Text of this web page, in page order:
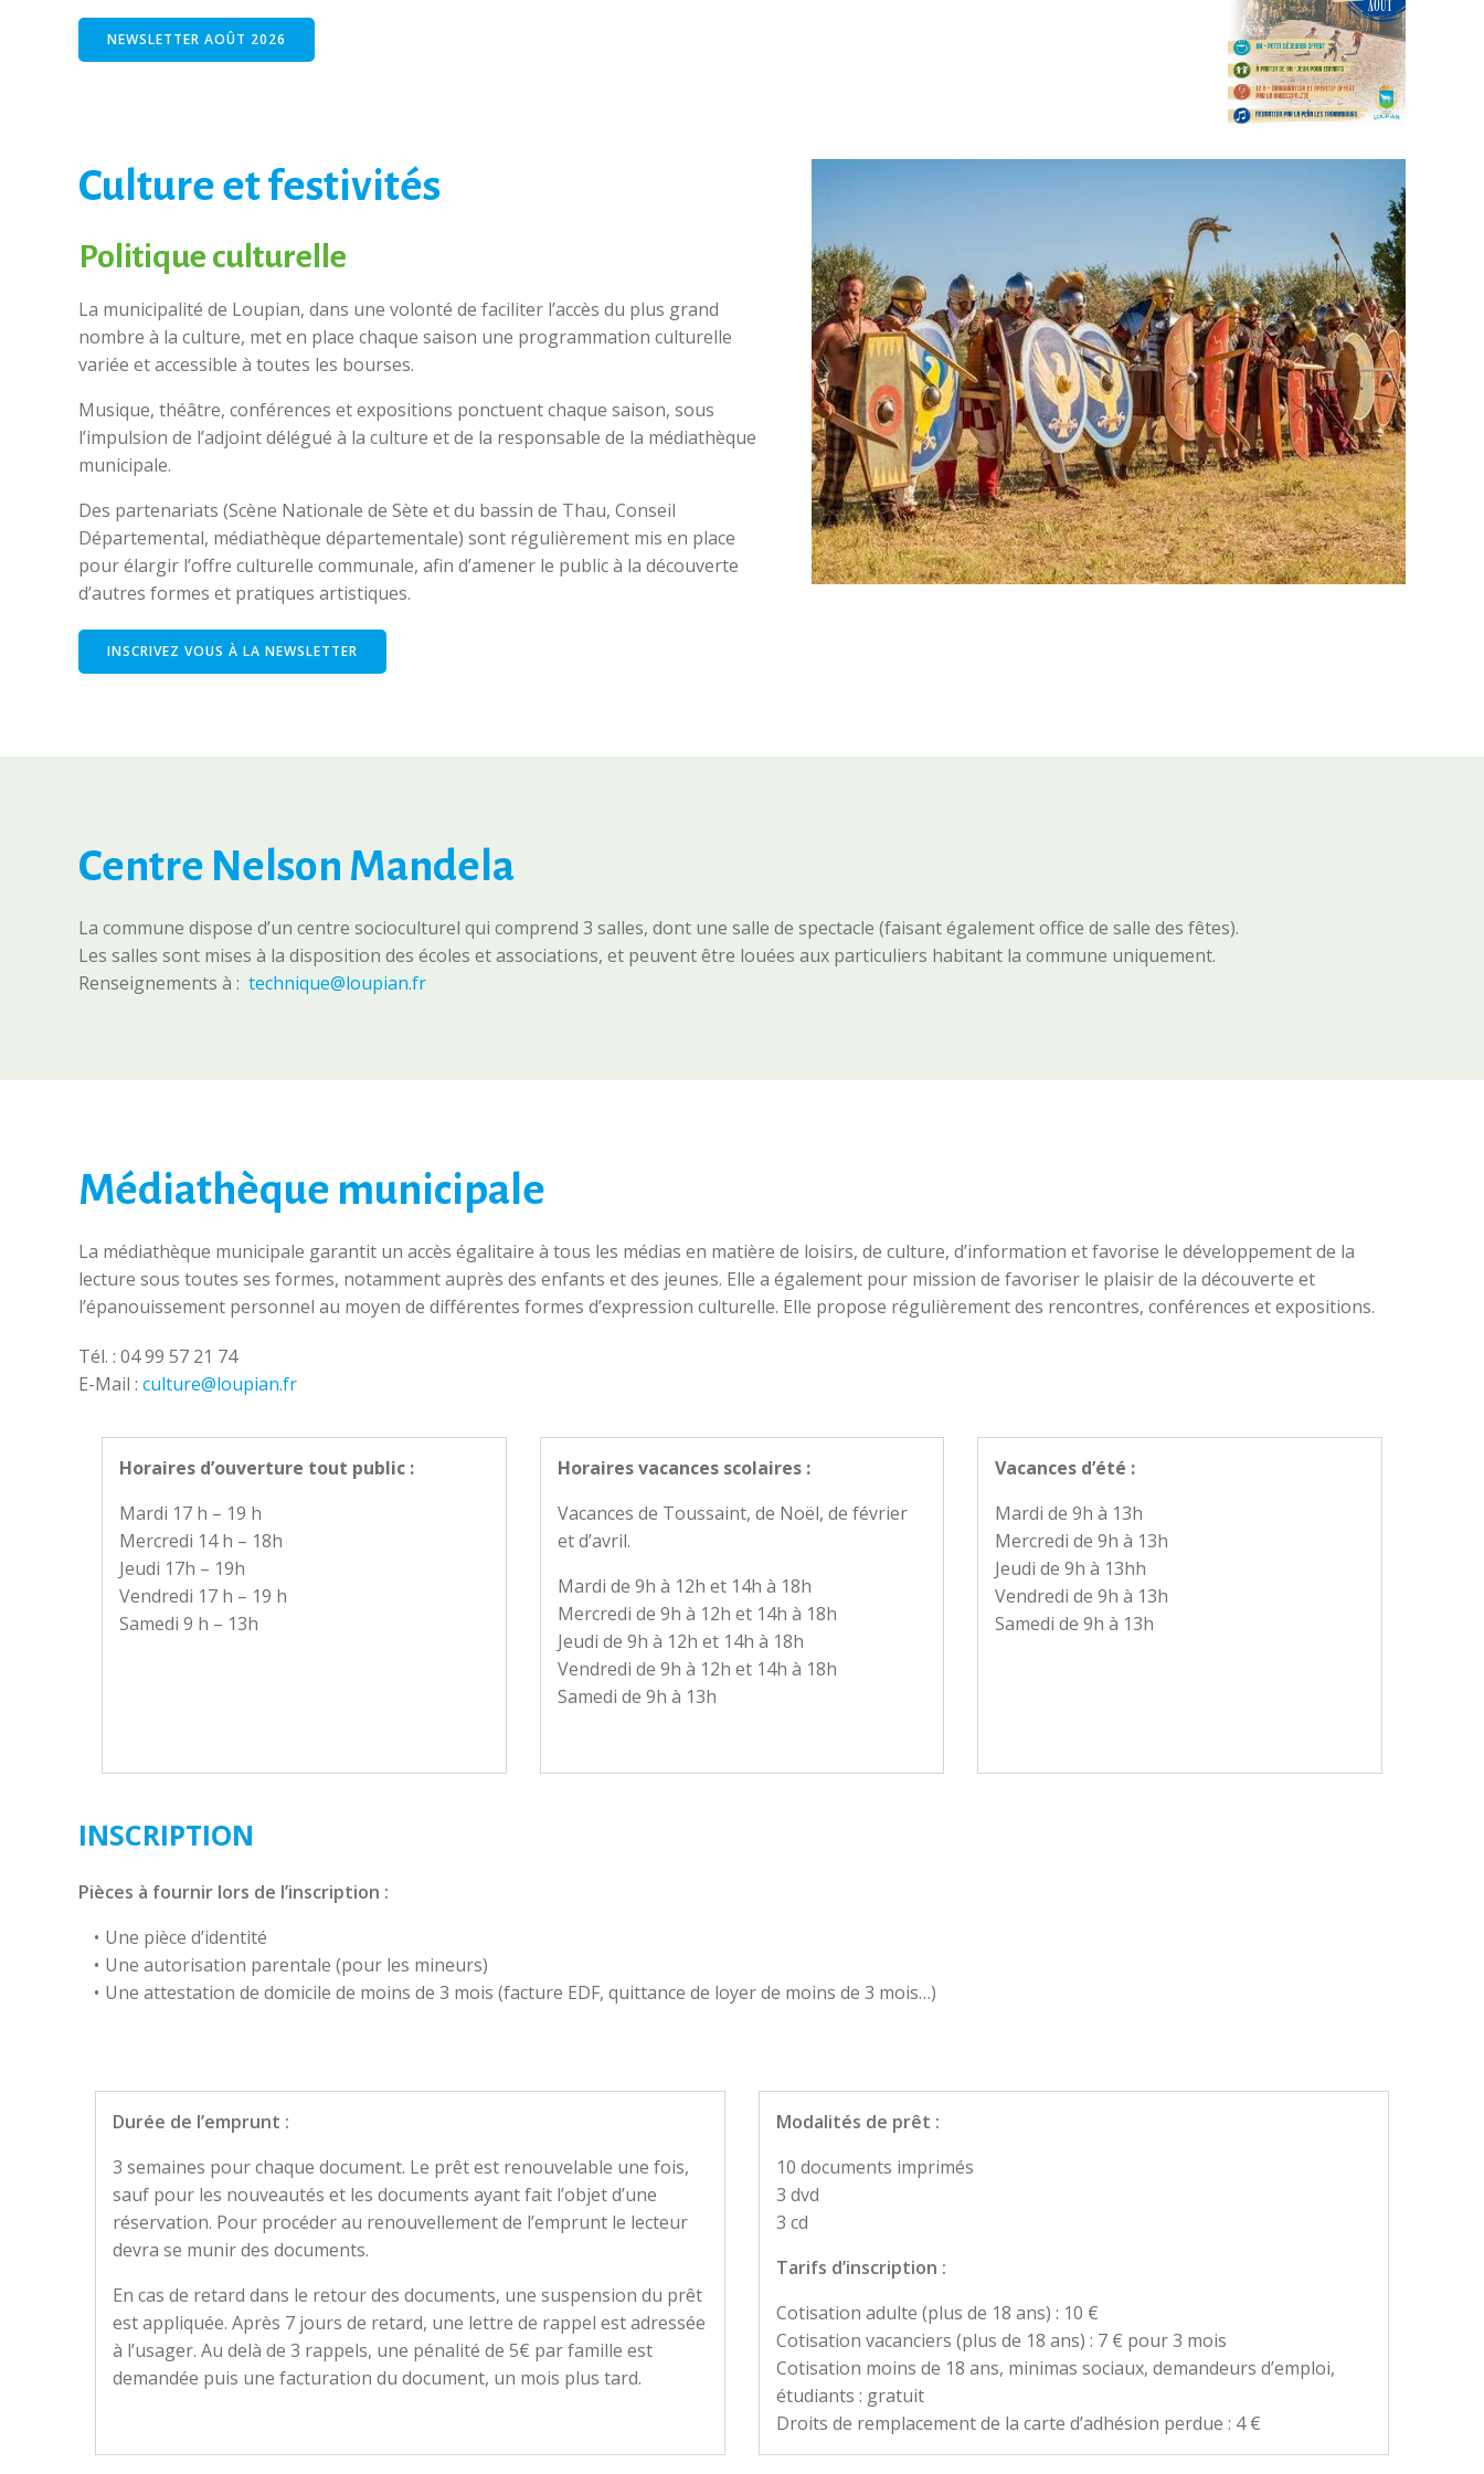
NEWSLETTER AOÛT 2026
Culture et festivités
Politique culturelle
La municipalité de Loupian, dans une volonté de faciliter l’accès du plus grand
nombre à la culture, met en place chaque saison une programmation culturelle
variée et accessible à toutes les bourses.
Musique, théâtre, conférences et expositions ponctuent chaque saison, sous
l’impulsion de l’adjoint délégué à la culture et de la responsable de la médiathèque
municipale.
Des partenariats (Scène Nationale de Sète et du bassin de Thau, Conseil
Départemental, médiathèque départementale) sont régulièrement mis en place
pour élargir l’offre culturelle communale, afin d’amener le public à la découverte
d’autres formes et pratiques artistiques.
INSCRIVEZ VOUS À LA NEWSLETTER
Centre Nelson Mandela
La commune dispose d’un centre socioculturel qui comprend 3 salles, dont une salle de spectacle (faisant également office de salle des fêtes).
Les salles sont mises à la disposition des écoles et associations, et peuvent être louées aux particuliers habitant la commune uniquement.
Renseignements à : technique@loupian.fr
Médiathèque municipale
La médiathèque municipale garantit un accès égalitaire à tous les médias en matière de loisirs, de culture, d’information et favorise le développement de la
lecture sous toutes ses formes, notamment auprès des enfants et des jeunes. Elle a également pour mission de favoriser le plaisir de la découverte et
l’épanouissement personnel au moyen de différentes formes d’expression culturelle. Elle propose régulièrement des rencontres, conférences et expositions.
Tél. : 04 99 57 21 74
E-Mail : culture@loupian.fr
Horaires d’ouverture tout public :
Mardi 17 h – 19 h
Mercredi 14 h – 18h
Jeudi 17h – 19h
Vendredi 17 h – 19 h
Samedi 9 h – 13h
Horaires vacances scolaires :
Vacances de Toussaint, de Noël, de février
et d’avril.
Mardi de 9h à 12h et 14h à 18h
Mercredi de 9h à 12h et 14h à 18h
Jeudi de 9h à 12h et 14h à 18h
Vendredi de 9h à 12h et 14h à 18h
Samedi de 9h à 13h
Vacances d’été :
Mardi de 9h à 13h
Mercredi de 9h à 13h
Jeudi de 9h à 13hh
Vendredi de 9h à 13h
Samedi de 9h à 13h
INSCRIPTION
Pièces à fournir lors de l’inscription :
Une pièce d’identité
Une autorisation parentale (pour les mineurs)
Une attestation de domicile de moins de 3 mois (facture EDF, quittance de loyer de moins de 3 mois…)
Durée de l’emprunt :
3 semaines pour chaque document. Le prêt est renouvelable une fois,
sauf pour les nouveautés et les documents ayant fait l’objet d’une
réservation. Pour procéder au renouvellement de l’emprunt le lecteur
devra se munir des documents.
En cas de retard dans le retour des documents, une suspension du prêt
est appliquée. Après 7 jours de retard, une lettre de rappel est adressée
à l’usager. Au delà de 3 rappels, une pénalité de 5€ par famille est
demandée puis une facturation du document, un mois plus tard.
Modalités de prêt :
10 documents imprimés
3 dvd
3 cd
Tarifs d’inscription :
Cotisation adulte (plus de 18 ans) : 10 €
Cotisation vacanciers (plus de 18 ans) : 7 € pour 3 mois
Cotisation moins de 18 ans, minimas sociaux, demandeurs d’emploi,
étudiants : gratuit
Droits de remplacement de la carte d’adhésion perdue : 4 €